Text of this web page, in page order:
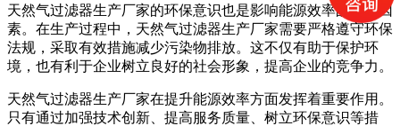
天然气过滤器生产厂家的环保意识也是影响能源效率的重要因
素。在生产过程中，天然气过滤器生产厂家需要严格遵守环保
法规，采取有效措施减少污染物排放。这不仅有助于保护环
境，也有利于企业树立良好的社会形象，提高企业的竞争力。
天然气过滤器生产厂家在提升能源效率方面发挥着重要作用。
只有通过加强技术创新、提高服务质量、树立环保意识等措